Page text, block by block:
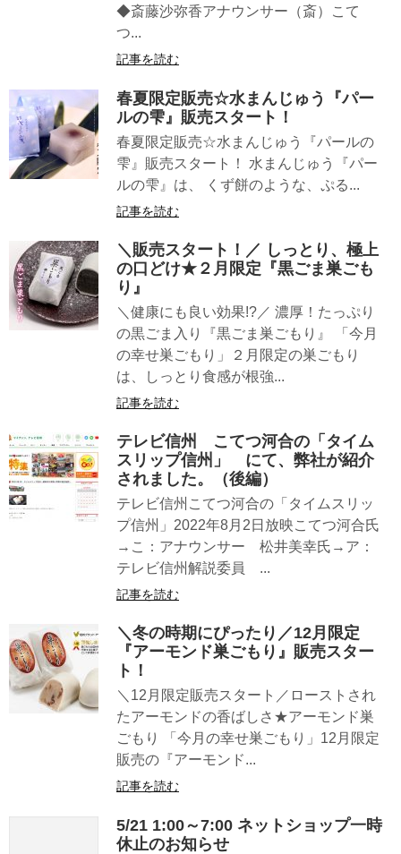
◆斎藤沙弥香アナウンサー（斎）こて
つ...
記事を読む
春夏限定販売☆水まんじゅう『パー
ルの雫』販売スタート！
春夏限定販売☆水まんじゅう『パールの
雫』販売スタート！ 水まんじゅう『パー
ルの雫』は、 くず餅のような、ぷる...
記事を読む
＼販売スタート！／ しっとり、極上
の口どけ★２月限定『黒ごま巣ごも
り』
＼健康にも良い効果!?／ 濃厚！たっぷり
の黒ごま入り『黒ごま巣ごもり』 「今月
の幸せ巣ごもり」２月限定の巣ごもり
は、しっとり食感が根強...
記事を読む
テレビ信州 こてつ河合の「タイム
スリップ信州」 にて、弊社が紹介
されました。（後編）
テレビ信州こてつ河合の「タイムスリッ
プ信州」2022年8月2日放映こてつ河合氏
→こ：アナウンサー 松井美幸氏→ア：
テレビ信州解説委員 ...
記事を読む
＼冬の時期にぴったり／12月限定
『アーモンド巣ごもり』販売スター
ト！
＼12月限定販売スタート／ローストされ
たアーモンドの香ばしさ★アーモンド巣
ごもり 「今月の幸せ巣ごもり」12月限定
販売の『アーモンド...
記事を読む
5/21 1:00～7:00 ネットショップ一時
休止のお知らせ